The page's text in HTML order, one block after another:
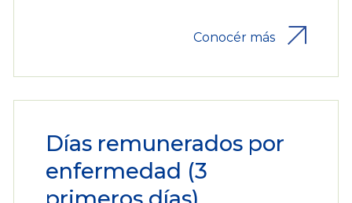
Conocér más
Días remunerados por
enfermedad (3